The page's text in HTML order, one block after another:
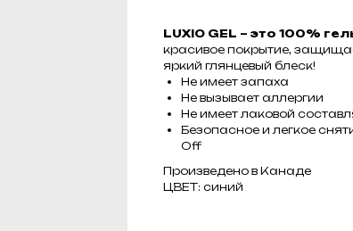
LUXIO GEL – это 100%
красивое покрытие,
яркий глянцевый блеск!
Не имеет запаха
Не вызывает аллергии
Не имеет лаковой
Безопасное и легкое
Off
Произведено в Канаде
ЦВЕТ: синий